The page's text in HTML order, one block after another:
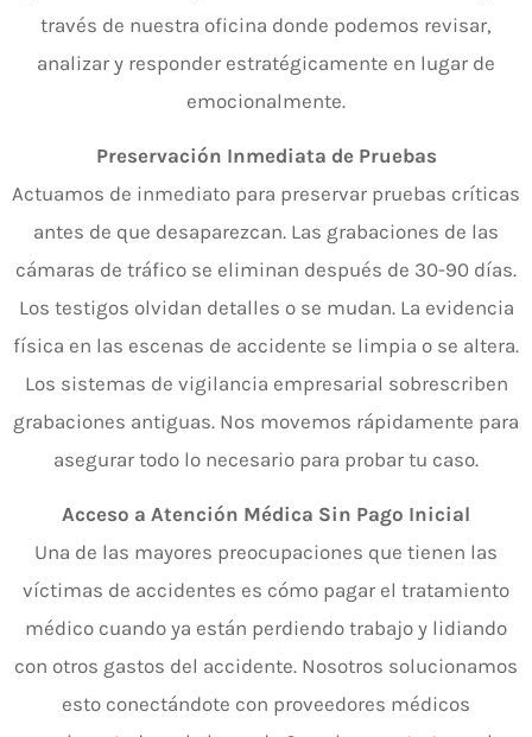
través de nuestra oficina donde podemos revisar,
analizar y responder estratégicamente en lugar de
emocionalmente.
Preservación Inmediata de Pruebas
Actuamos de inmediato para preservar pruebas críticas
antes de que desaparezcan. Las grabaciones de las
cámaras de tráfico se eliminan después de 30-90 días.
Los testigos olvidan detalles o se mudan. La evidencia
física en las escenas de accidente se limpia o se altera.
Los sistemas de vigilancia empresarial sobrescriben
grabaciones antiguas. Nos movemos rápidamente para
asegurar todo lo necesario para probar tu caso.
Acceso a Atención Médica Sin Pago Inicial
Una de las mayores preocupaciones que tienen las
víctimas de accidentes es cómo pagar el tratamiento
médico cuando ya están perdiendo trabajo y lidiando
con otros gastos del accidente. Nosotros solucionamos
esto conectándote con proveedores médicos